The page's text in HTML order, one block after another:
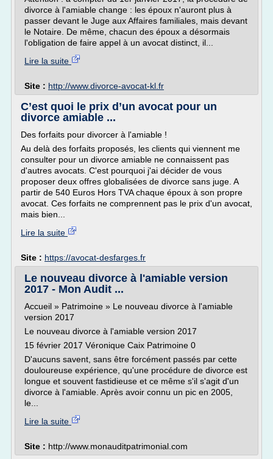
divorce à l'amiable change : les époux n'auront plus à
passer devant le Juge aux Affaires familiales, mais devant
le Notaire. De même, chacun des époux a désormais
l'obligation de faire appel à un avocat distinct, il...
Lire la suite
Site : http://www.divorce-avocat-kl.fr
C’est quoi le prix d’un avocat pour un
divorce amiable ...
Des forfaits pour divorcer à l'amiable !
Au delà des forfaits proposés, les clients qui viennent me
consulter pour un divorce amiable ne connaissent pas
d'autres avocats. C'est pourquoi j'ai décider de vous
proposer deux offres globalisées de divorce sans juge. A
partir de 540 Euros Hors TVA chaque époux à son propre
avocat. Ces forfaits ne comprennent pas le prix d'un avocat,
mais bien...
Lire la suite
Site : https://avocat-desfarges.fr
Le nouveau divorce à l'amiable version
2017 - Mon Audit ...
Accueil » Patrimoine » Le nouveau divorce à l'amiable
version 2017
Le nouveau divorce à l'amiable version 2017
15 février 2017 Véronique Caix Patrimoine 0
D'aucuns savent, sans être forcément passés par cette
douloureuse expérience, qu'une procédure de divorce est
longue et souvent fastidieuse et ce même s'il s'agit d'un
divorce à l'amiable. Après avoir connu un pic en 2005,
le...
Lire la suite
Site : http://www.monauditpatrimonial.com